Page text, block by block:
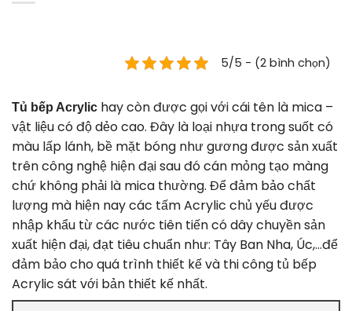
5/5 - (2 bình chọn)
Tủ bếp Acrylic hay còn được gọi với cái tên là mica –
vật liệu có độ dẻo cao. Đây là loại nhựa trong suốt có
màu lấp lánh, bề mặt bóng như gương được sản xuất
trên công nghệ hiện đại sau đó cán mỏng tạo màng
chứ không phải là mica thường. Để đảm bảo chất
lượng mà hiện nay các tấm Acrylic chủ yếu được
nhập khẩu từ các nước tiên tiến có dây chuyền sản
xuất hiện đại, đạt tiêu chuẩn như: Tây Ban Nha, Úc,…để
đảm bảo cho quá trình thiết kế và thi công tủ bếp
Acrylic sát với bản thiết kế nhất.